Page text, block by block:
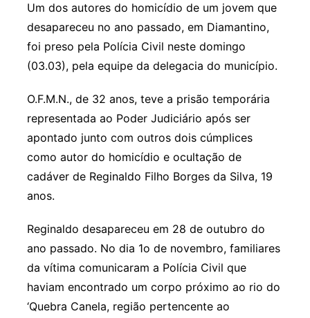
Um dos autores do homicídio de um jovem que
desapareceu no ano passado, em Diamantino,
foi preso pela Polícia Civil neste domingo
(03.03), pela equipe da delegacia do município.
O.F.M.N., de 32 anos, teve a prisão temporária
representada ao Poder Judiciário após ser
apontado junto com outros dois cúmplices
como autor do homicídio e ocultação de
cadáver de Reginaldo Filho Borges da Silva, 19
anos.
Reginaldo desapareceu em 28 de outubro do
ano passado. No dia 1o de novembro, familiares
da vítima comunicaram a Polícia Civil que
haviam encontrado um corpo próximo ao rio do
‘Quebra Canela, região pertencente ao